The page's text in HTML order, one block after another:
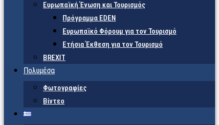
Ευρωπαϊκή Ένωση και Τουρισμός
Πρόγραμμα EDEN
Ευρωπαϊκό Φόρουμ για τον Τουρισμό
Ετήσια Έκθεση για τον Τουρισμό
BREXIT
Πολυμέσα
Φωτογραφίες
Βίντεο